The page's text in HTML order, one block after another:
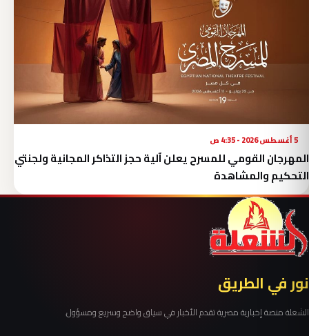
5 أغسطس 2026 - 4:35 ص
المهرجان القومي للمسرح يعلن آلية حجز التذاكر المجانية ولجنتي
التحكيم والمشاهدة
نور في الطريق
الشعلة منصة إخبارية مصرية تقدم الأخبار في سياق واضح وسريع ومسؤول.